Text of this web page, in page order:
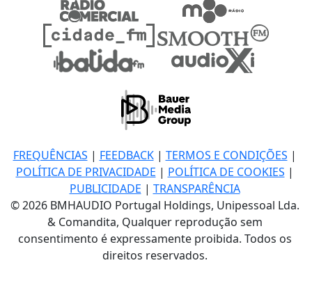
FREQUÊNCIAS | FEEDBACK| TERMOS E CONDIÇÕES |
POLÍTICA DE PRIVACIDADE | POLÍTICA DE COOKIES |
PUBLICIDADE | TRANSPARÊNCIA
© 2026 BMHAUDIO Portugal Holdings, Unipessoal Lda.
& Comandita, Qualquer reprodução sem
consentimento é expressamente proibida. Todos os
direitos reservados.